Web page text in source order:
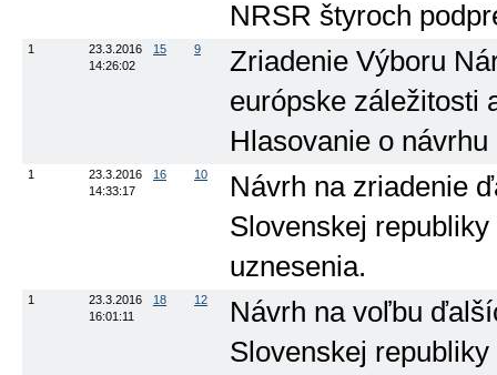
NRSR štyroch
1
23.3.2016
14:26:02
15 9
Zriadenie Výboru
európske záležitosti
Hlasovanie o
1
23.3.2016
14:33:17
16 10
Návrh na zriadenie
Slovenskej
uznesenia.
1
23.3.2016
16:01:11
18 12
Návrh na voľbu
Slovenskej